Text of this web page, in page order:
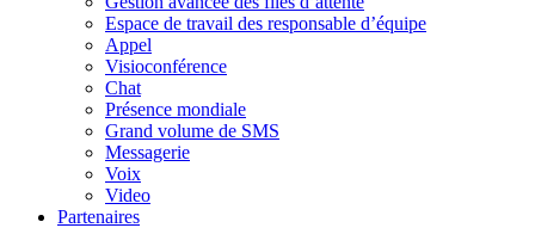
Espace de travail des responsable d’équipe
Appel
Visioconférence
Chat
Présence mondiale
Grand volume de SMS
Messagerie
Voix
Video
Partenaires